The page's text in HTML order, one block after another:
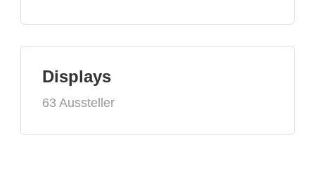
Displays
63 Aussteller